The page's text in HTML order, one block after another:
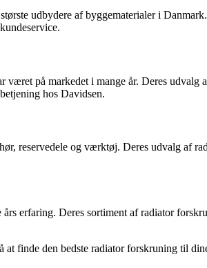
udbydere af byggematerialer i
været på markedet i mange år. Deres
hos Davidsen.
reservedele og værktøj. Deres udvalg af
erfaring. Deres sortiment af radiator
finde den bedste radiator forskruning til